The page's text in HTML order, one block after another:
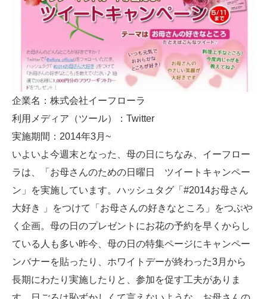
企業名：株式会社イーフローラ
利用メディア（ツール）：Twitter
実施期間：2014年3月~
いよいよ今週末となった、母の日にちなみ、イーフロー
ラは、「お母さんのための日曜日 ツイートキャンペー
ン」を実施しています。ハッシュタグ「#2014お母さん
大好き 」をつけて「お母さんの好きなところ」をつぶや
く企画。母の日のプレゼントにお花の予約を早くからし
ている人も多い昨今、母の日の特集ページにキャンペー
ンバナーを貼ったり、ホワイトデーが終わった3月から
長期にわたり実施したりと、参加を促す工夫がありま